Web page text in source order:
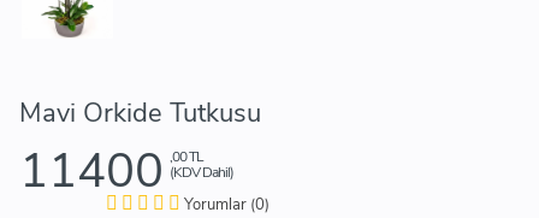
Mavi Orkide Tutkusu
11400 ,00 TL
(KDV Dahil)
Yorumlar (0)